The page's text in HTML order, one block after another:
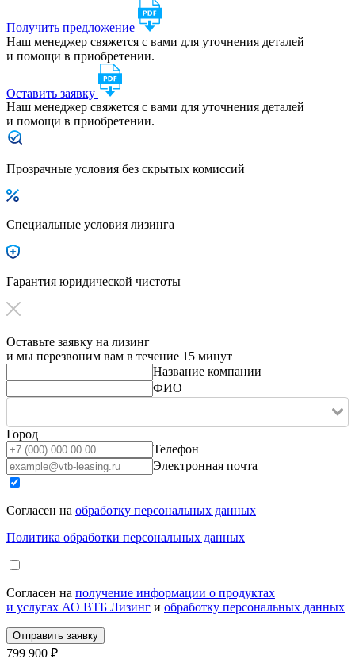
Получить предложение
Наш менеджер свяжется с вами для уточнения деталей
и помощи в приобретении.
Оставить заявку
Наш менеджер свяжется с вами для уточнения деталей
и помощи в приобретении.
Прозрачные условия без скрытых комиссий
Специальные условия лизинга
Гарантия юридической чистоты
Оставьте заявку на лизинг
и мы перезвоним вам в течение 15 минут
Название компании
ФИО
Город
Телефон
Электронная почта
Согласен на обработку персональных данных
Политика обработки персональных данных
Согласен на получение информации о продуктах
и услугах АО ВТБ Лизинг и обработку персональных данных
799 900 ₽